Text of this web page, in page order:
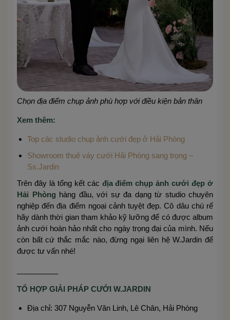
Chọn địa điểm chụp ảnh phù hợp với điều kiện bản thân
Xem thêm:
Top các studio chụp ảnh cưới đẹp ở Hải Phòng
Showroom thuê váy cưới Hải Phòng sang trọng –
Ss.Jardin
Trên đây là tổng kết các địa điểm chụp ảnh cưới đẹp ở
Hải Phòng hàng đầu, với sự đa dạng từ studio chuyên
nghiệp đến địa điểm ngoại cảnh tuyệt đẹp. Cô dâu chú rể
hãy dành thời gian tham khảo kỹ lưỡng để có được album
ảnh cưới hoàn hảo nhất cho ngày trọng đại của mình. Nếu
còn bất cứ thắc mắc nào, đừng ngại liên hệ W.Jardin để
được tư vấn nhé!
TỔ HỢP GIẢI PHÁP CƯỚI W.JARDIN
Địa chỉ: 307 Nguyễn Văn Linh, Lê Chân, Hải Phòng